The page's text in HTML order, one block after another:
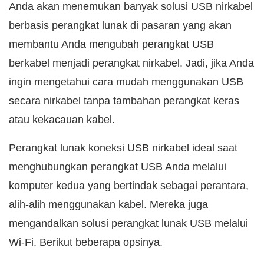
Anda akan menemukan banyak solusi USB nirkabel
berbasis perangkat lunak di pasaran yang akan
membantu Anda mengubah perangkat USB
berkabel menjadi perangkat nirkabel. Jadi, jika Anda
ingin mengetahui cara mudah menggunakan USB
secara nirkabel tanpa tambahan perangkat keras
atau kekacauan kabel.
Perangkat lunak koneksi USB nirkabel ideal saat
menghubungkan perangkat USB Anda melalui
komputer kedua yang bertindak sebagai perantara,
alih-alih menggunakan kabel. Mereka juga
mengandalkan solusi perangkat lunak USB melalui
Wi-Fi. Berikut beberapa opsinya.